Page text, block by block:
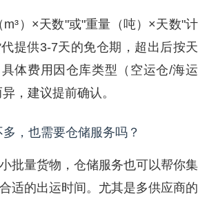
）×天数"或"重量（吨）×天数"计
提供3-7天的免仓期，超出后按天
体费用因仓库类型（空运仓/海运
，建议提前确认。
，也需要仓储服务吗？
批量货物，仓储服务也可以帮你集
适的出运时间。尤其是多供应商的